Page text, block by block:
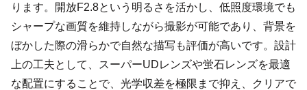
ります。開放F2.8という明るさを活かし、低照度環境でも
シャープな画質を維持しながら撮影が可能であり、背景を
ぼかした際の滑らかで自然な描写も評価が高いです。設計
上の工夫として、スーパーUDレンズや蛍石レンズを最適
な配置にすることで、光学収差を極限まで抑え、クリアで